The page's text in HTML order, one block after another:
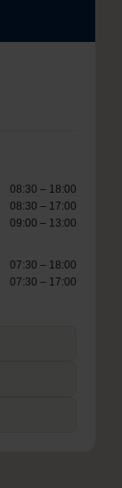
08:30 – 18:00
08:30 – 17:00
09:00 – 13:00
07:30 – 18:00
07:30 – 17:00